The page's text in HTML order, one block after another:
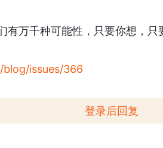
有万千种可能性，只要你想，只
issues/366
登录后回复